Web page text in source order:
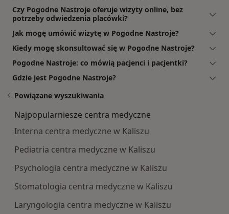
Czy Pogodne Nastroje oferuje wizyty online, bez
potrzeby odwiedzenia placówki?
Jak mogę umówić wizytę w Pogodne Nastroje?
Kiedy mogę skonsultować się w Pogodne Nastroje?
Pogodne Nastroje: co mówią pacjenci i pacjentki?
Gdzie jest Pogodne Nastroje?
Powiązane wyszukiwania
Najpopularniesze centra medyczne
Interna centra medyczne w Kaliszu
Pediatria centra medyczne w Kaliszu
Psychologia centra medyczne w Kaliszu
Stomatologia centra medyczne w Kaliszu
Laryngologia centra medyczne w Kaliszu